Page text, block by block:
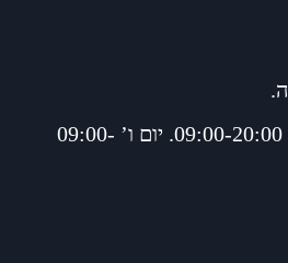
שעות פעילות א’-ה’: 09:00-20:00. יום ו’ 09:00-